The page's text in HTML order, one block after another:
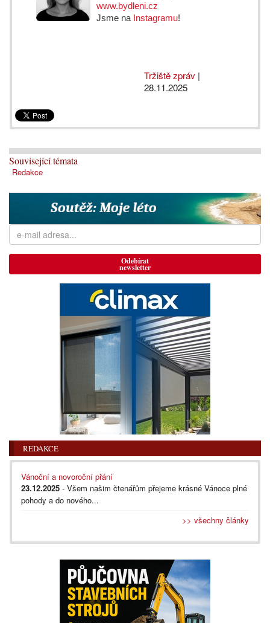
www.bydleni.cz
Jsme na Instagramu!
Tržiště zpráv |
28.11.2025
Související témata
Redakce
Odebírat
newsletter
REDAKCE
Vánoční a novoroční přání
23.12.2025 - Všem našim čtenářům přejeme krásné Vánoce plné
pohody a do nového...
>> všechny články